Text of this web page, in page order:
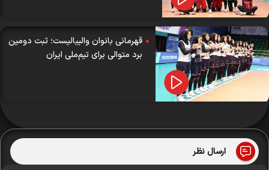
قهرمانی بانوان والیبالیست؛ ثبت دومین
برد متوالی برای تیم‌ملی ایران
ارسال نظر